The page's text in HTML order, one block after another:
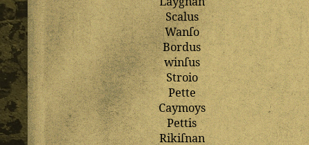
Scalus
Wanſo
Bordus
winſus
Stroio
Pette
Caymoys
Pettis
Rikiſnan